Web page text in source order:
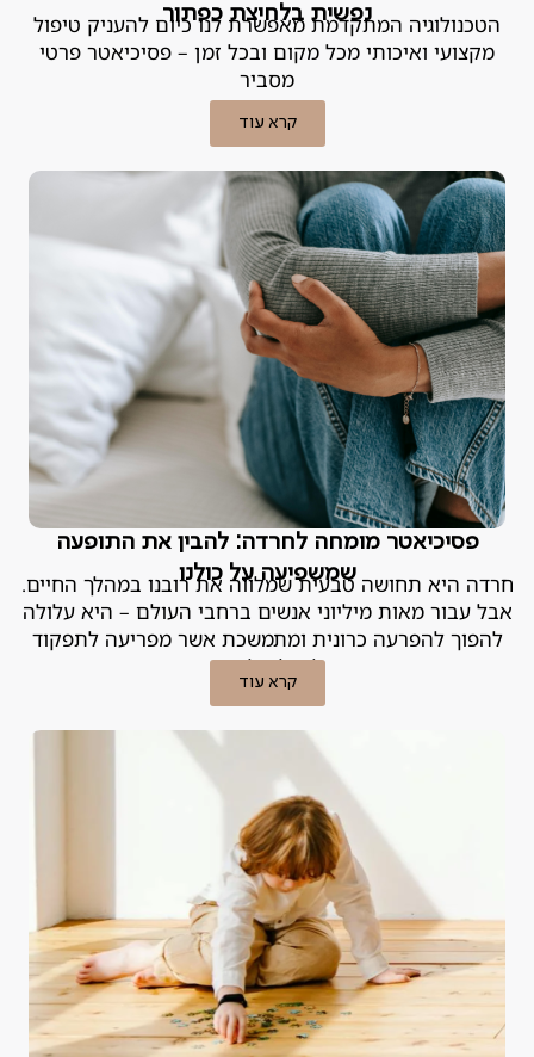
נפשית בלחיצת כפתור
הטכנולוגיה המתקדמת מאפשרת לנו כיום להעניק טיפול
מקצועי ואיכותי מכל מקום ובכל זמן – פסיכיאטר פרטי
מסביר
קרא עוד
פסיכיאטר מומחה לחרדה: להבין את התופעה
שמשפיעה על כולנו
חרדה היא תחושה טבעית שמלווה את רובנו במהלך החיים.
אבל עבור מאות מיליוני אנשים ברחבי העולם – היא עלולה
להפוך להפרעה כרונית ומתמשכת אשר מפריעה לתפקוד
היומיומי וליכולת ליהנות מהחיים
קרא עוד